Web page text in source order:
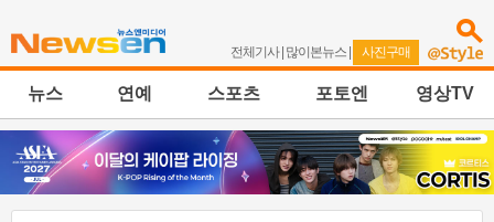
전체기사| 많이본뉴스 | 사진구매
뉴스 연예 스포츠 포토엔 영상TV